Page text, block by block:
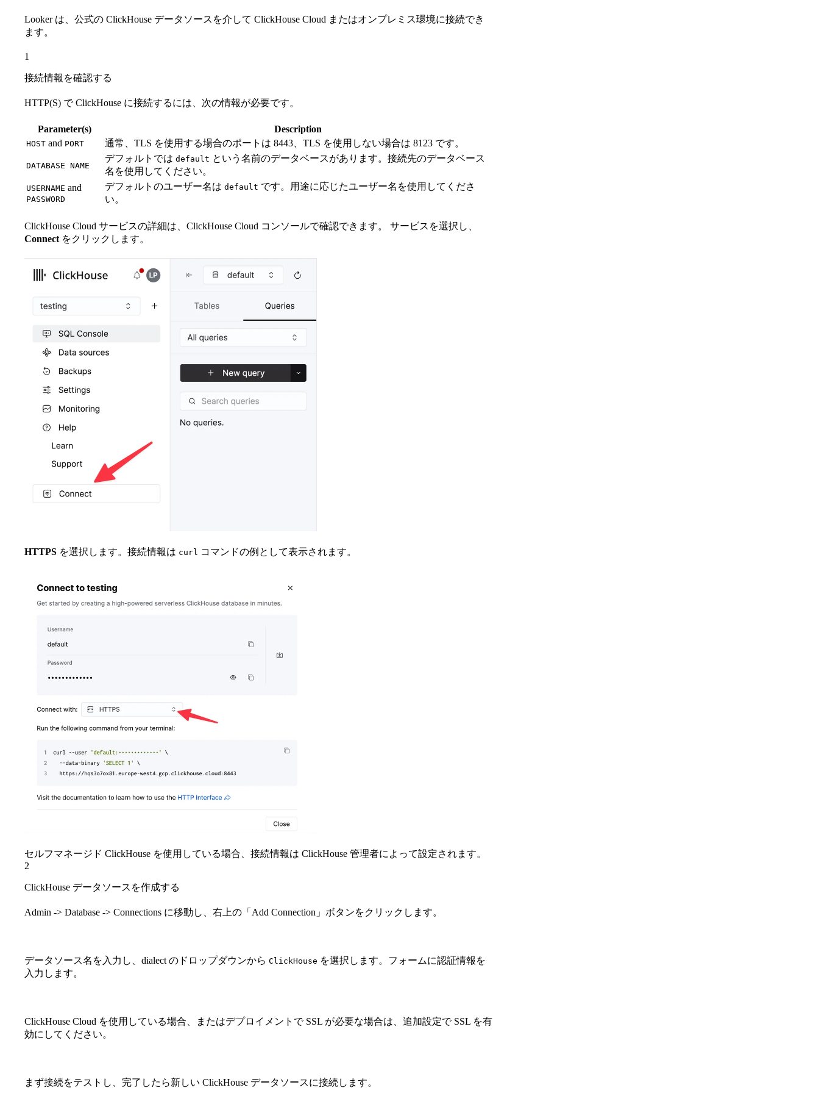
Looker は、公式の ClickHouse データソースを介して ClickHouse Cloud またはオンプレミス環境に接続でき
ます。
1
接続情報を確認する
HTTP(S) で ClickHouse に接続するには、次の情報が必要です。
Parameter(s) Description
HOST and PORT 通常、TLS を使用する場合のポートは 8443、TLS を使用しない場合は 8123 です。
DATABASE NAME
デフォルトでは default という名前のデータベースがあります。接続先のデータベース
名を使用してください。
USERNAME and
PASSWORD
デフォルトのユーザー名は default です。用途に応じたユーザー名を使用してくださ
い。
ClickHouse Cloud サービスの詳細は、ClickHouse Cloud コンソールで確認できます。 サービスを選択し、
Connect をクリックします。
HTTPS を選択します。接続情報は curl コマンドの例として表示されます。
セルフマネージド ClickHouse を使用している場合、接続情報は ClickHouse 管理者によって設定されます。
2
ClickHouse データソースを作成する
Admin -> Database -> Connections に移動し、右上の「Add Connection」ボタンをクリックします。
データソース名を入力し、dialect のドロップダウンから ClickHouse を選択します。フォームに認証情報を
入力します。
ClickHouse Cloud を使用している場合、またはデプロイメントで SSL が必要な場合は、追加設定で SSL を有
効にしてください。
まず接続をテストし、完了したら新しい ClickHouse データソースに接続します。